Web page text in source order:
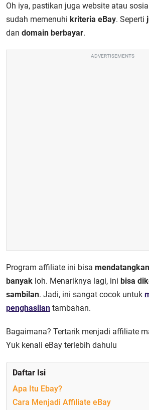
Oh iya, pastikan juga website atau
sudah memenuhi kriteria eBay. Seperti
dan domain berbayar.
ADVERTISEMENTS
Program affiliate ini bisa
banyak loh. Menariknya lagi, ini bisa
sambilan. Jadi, ini sangat cocok untuk
penghasilan tambahan.
Bagaimana? Tertarik menjadi affiliate
Yuk kenali eBay terlebih dahulu
Daftar Isi
Apa Itu Ebay?
Cara Menjadi Affiliate eBay